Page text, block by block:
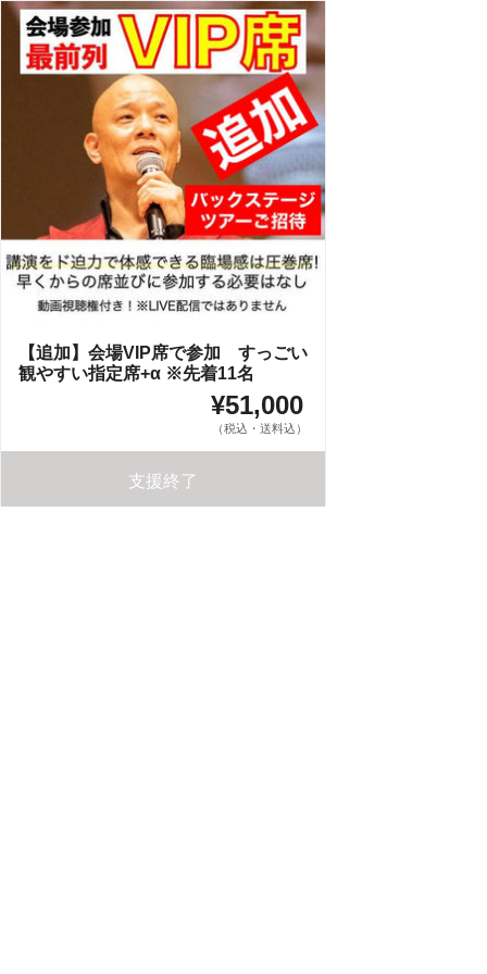
【追加】会場VIP席で参加 すっごい
観やすい指定席+α ※先着11名
¥51,000
（税込・送料込）
支援終了